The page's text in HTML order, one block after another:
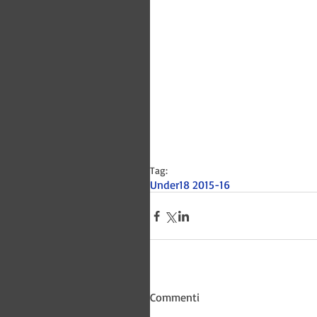
Tag:
Under18 2015-16
Commenti